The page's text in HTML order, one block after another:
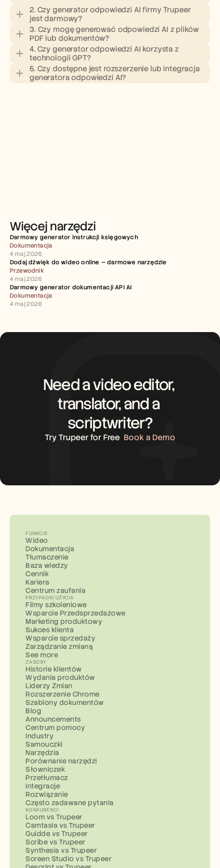
2. Czy generator odpowiedzi AI firmy Trupeer
jest darmowy?
3. Czy mogę generować odpowiedzi AI z plików
PDF lub dokumentów?
4. Czy generator odpowiedzi AI korzysta z
technologii GPT?
5. Czy dostępne jest rozszerzenie lub integracja
generatora odpowiedzi AI?
Więcej narzędzi
Darmowy generator instrukcji księgowych
Dokumentacja
4 maj 2026
Dodaj dźwięk do wideo online — darmowe narzędzie
Przewodnik
4 maj 2026
Darmowy generator dokumentacji API AI
Dokumentacja
4 maj 2026
Need a video editor,
translator, and a
scriptwriter?
Try Trupeer for Free Book a Demo
FUNKCJE
Wideo
Dokumentacja
Tłumaczenie
Baza wiedzy
Cennik
Kariera
Centrum zaufania
PRZYPADKI UŻYCIA
Filmy szkoleniowe
Wsparcie Przedsprzedażowe
Marketing produktowy
Sukces klienta
Wsparcie sprzedaży
Zarządzanie zmianą
See more
ZASOBY
Historie klientów
Wydania produktów
Liderzy Zmian
Rozszerzenie Chrome
Szablony dokumentów
Blog
Announcements
Centrum pomocy
Industry
Samouczki
Narzędzia
Porównanie narzędzi
Słowniczek
Przetłumacz
Integracje
Rozwiązanie
Często zadawane pytania
KONKURENCI
Loom vs Trupeer
Camtasia vs Trupeer
Guidde vs Trupeer
Scribe vs Trupeer
Synthesia vs Trupeer
Screen Studio vs Trupeer